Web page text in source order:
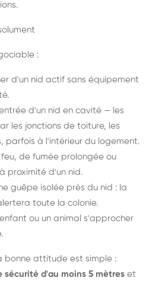
:
d'un nid actif sans équipement
d'un nid en cavité — les
les jonctions de toiture, les
parfois à l'intérieur du logement.
de fumée prolongée ou
proximité d'un nid.
guêpe isolée près du nid : la
toute la colonie.
ou un animal s'approcher
bonne attitude est simple :
d'au moins 5 mètres et